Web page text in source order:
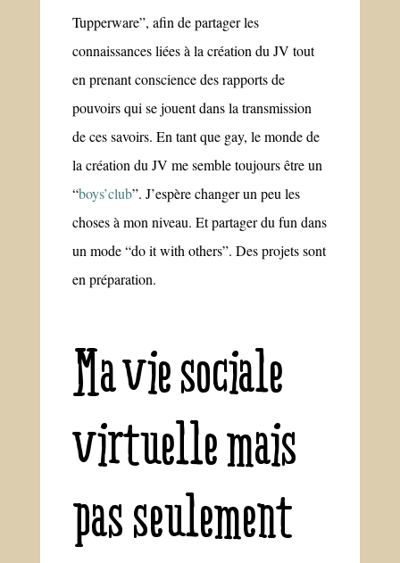
Tupperware”, afin de partager les
connaissances liées à la création du JV tout
en prenant conscience des rapports de
pouvoirs qui se jouent dans la transmission
de ces savoirs. En tant que gay, le monde de
la création du JV me semble toujours être un
“boys’club”. J’espère changer un peu les
choses à mon niveau. Et partager du fun dans
un mode “do it with others”. Des projets sont
en préparation.
Ma vie sociale
virtuelle mais
pas seulement